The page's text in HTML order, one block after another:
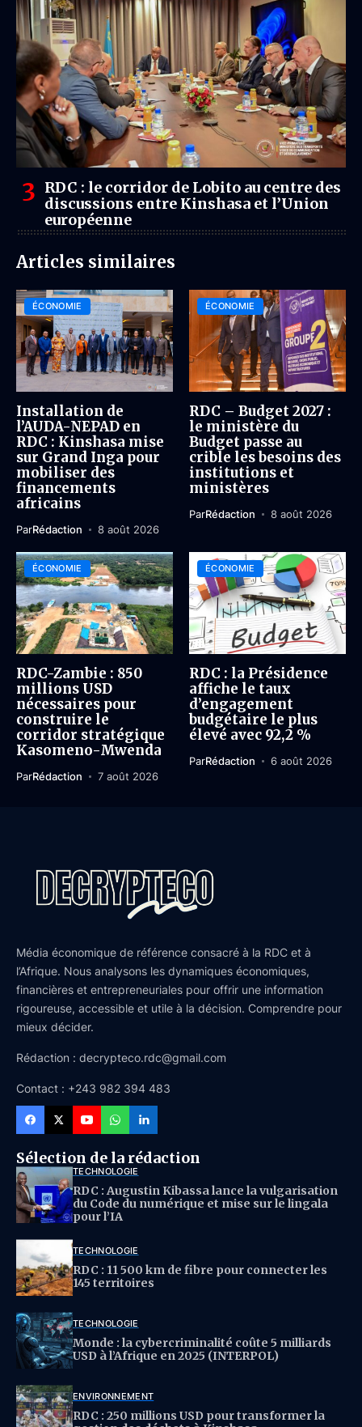
RDC : le corridor de Lobito au centre des
discussions entre Kinshasa et l’Union
européenne
Articles similaires
ÉCONOMIE
Installation de
l’AUDA-NEPAD en
RDC : Kinshasa mise
sur Grand Inga pour
mobiliser des
financements
africains
ParRédaction 8 août 2026
ÉCONOMIE
RDC – Budget 2027 :
le ministère du
Budget passe au
crible les besoins des
institutions et
ministères
ParRédaction 8 août 2026
ÉCONOMIE
RDC-Zambie : 850
millions USD
nécessaires pour
construire le
corridor stratégique
Kasomeno-Mwenda
ParRédaction 7 août 2026
ÉCONOMIE
RDC : la Présidence
affiche le taux
d’engagement
budgétaire le plus
élevé avec 92,2 %
ParRédaction 6 août 2026
Média économique de référence consacré à la RDC et à
l’Afrique. Nous analysons les dynamiques économiques,
financières et entrepreneuriales pour offrir une information
rigoureuse, accessible et utile à la décision. Comprendre pour
mieux décider.
Rédaction : decrypteco.rdc@gmail.com
Contact : +243 982 394 483
Sélection de la rédaction
TECHNOLOGIE
RDC : Augustin Kibassa lance la vulgarisation
du Code du numérique et mise sur le lingala
pour l’IA
TECHNOLOGIE
RDC : 11 500 km de fibre pour connecter les
145 territoires
TECHNOLOGIE
Monde : la cybercriminalité coûte 5 milliards
USD à l’Afrique en 2025 (INTERPOL)
ENVIRONNEMENT
RDC : 250 millions USD pour transformer la